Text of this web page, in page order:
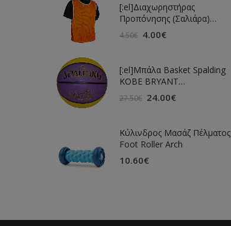
[:el]Διαχωρηστήρας
Προπόνησης (Σαλιάρα)
[:en]Training Separator (Bib)
[:]
4.50€ 4.00€
[:el]Μπάλα Basket Spalding
KOBE BRYANT
DOGBONE[:en]Basket Ball
Spalding KOBE BRYANT
27.50€ 24.00€
Κύλινδρος Μασάζ Πέλματος
Foot Roller Arch
10.60€